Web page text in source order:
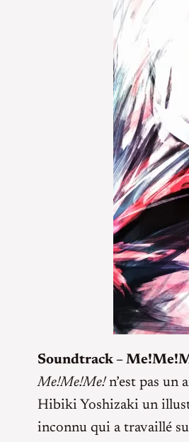
Soundtrack –
Me!Me!Me!n’est pas un
Hibiki Yoshizaki un
inconnu qui a travaillé